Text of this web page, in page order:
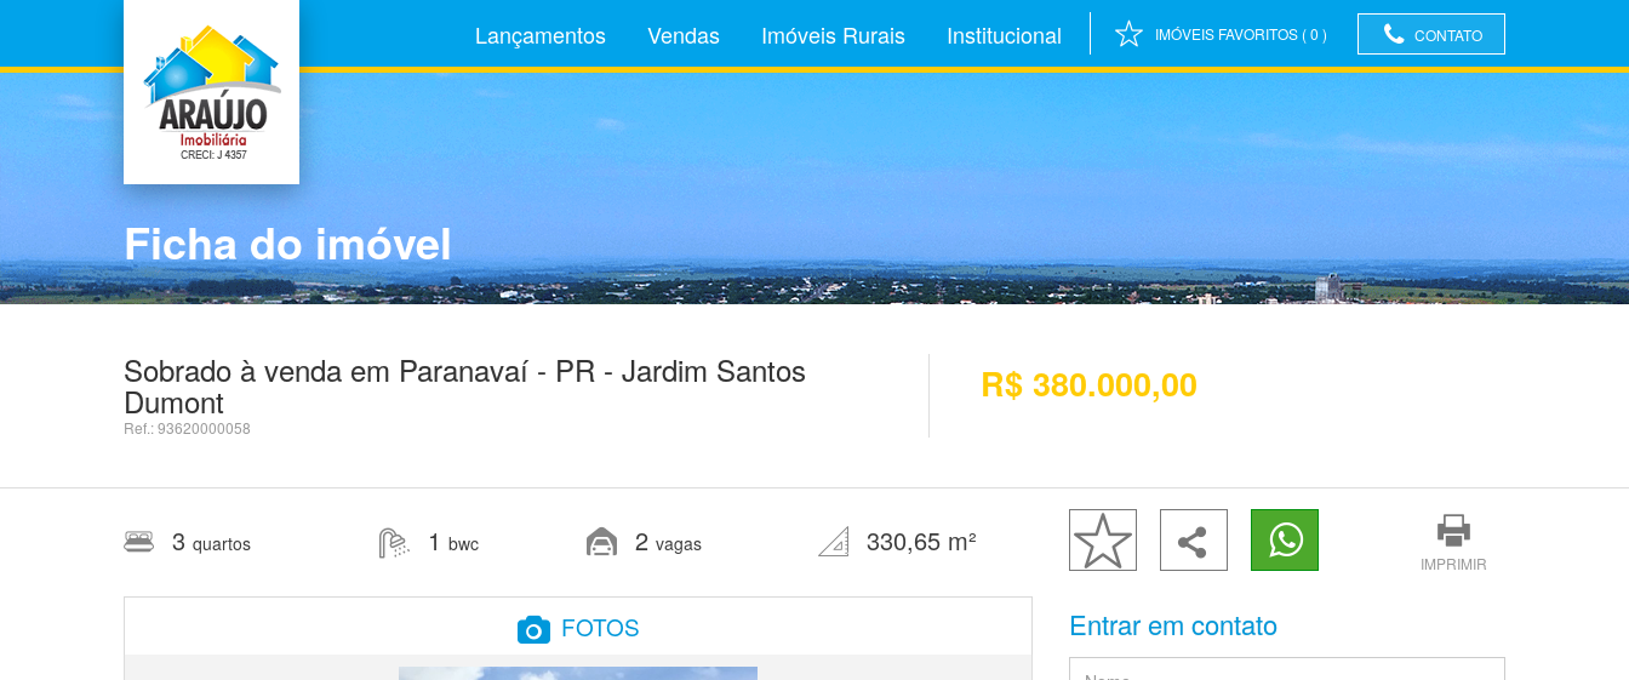
Lançamentos Vendas Imóveis Rurais Institucional IMÓVEIS FAVORITOS (0 ) CONTATO
Ficha do imóvel
Sobrado à venda em Paranavaí - PR - Jardim Santos
Dumont
Ref.: 93620000058
R$ 380.000,00
3 quartos 1 bwc 2 vagas 330,65 m²
FOTOS
IMPRIMIR
Entrar em contato